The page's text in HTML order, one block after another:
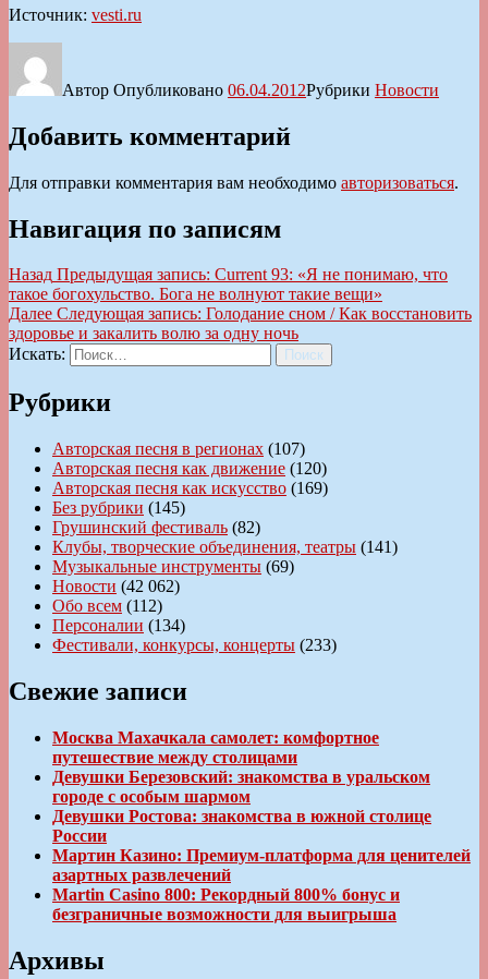
Источник: vesti.ru
Автор Опубликовано 06.04.2012Рубрики Новости
Добавить комментарий
Для отправки комментария вам необходимо авторизоваться.
Навигация по записям
Назад Предыдущая запись: Current 93: «Я не понимаю, что
такое богохульство. Бога не волнуют такие вещи»
Далее Следующая запись: Голодание сном / Как восстановить
здоровье и закалить волю за одну ночь
Искать:
Поиск
Рубрики
Авторская песня в регионах (107)
Авторская песня как движение (120)
Авторская песня как искусство (169)
Без рубрики (145)
Грушинский фестиваль (82)
Клубы, творческие объединения, театры (141)
Музыкальные инструменты (69)
Новости (42 062)
Обо всем (112)
Персоналии (134)
Фестивали, конкурсы, концерты (233)
Свежие записи
Москва Махачкала самолет: комфортное
путешествие между столицами
Девушки Березовский: знакомства в уральском
городе с особым шармом
Девушки Ростова: знакомства в южной столице
России
Мартин Казино: Премиум-платформа для ценителей
азартных развлечений
Martin Casino 800: Рекордный 800% бонус и
безграничные возможности для выигрыша
Архивы